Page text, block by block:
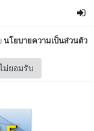
นโยบายความเป็นส่วนตัว
ม่ยอมรับ